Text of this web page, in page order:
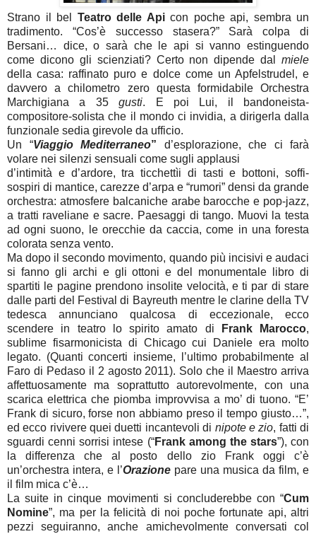
Strano il bel Teatro delle Api con poche api, sembra un
tradimento. “Cos’è successo stasera?” Sarà colpa di
Bersani… dice, o sarà che le api si vanno estinguendo
come dicono gli scienziati? Certo non dipende dal miele
della casa: raffinato puro e dolce come un Apfelstrudel, e
davvero a chilometro zero questa formidabile Orchestra
Marchigiana a 35gusti. E poi Lui, il bandoneista-
compositore-solista che il mondo ci invidia, a dirigerla dalla
funzionale sedia girevole da ufficio.
Un “Viaggio Mediterraneo” d’esplorazione, che ci farà
volare nei silenzi sensuali come sugli applausi
d’intimità e d’ardore, tra ticchettìi di tasti e bottoni, soffi-
sospiri di mantice, carezze d’arpa e “rumori” densi da grande
orchestra: atmosfere balcaniche arabe barocche e pop-jazz,
a tratti raveliane e sacre. Paesaggi di tango. Muovi la testa
ad ogni suono, le orecchie da caccia, come in una foresta
colorata senza vento.
Ma dopo il secondo movimento, quando più incisivi e audaci
si fanno gli archi e gli ottoni e del monumentale libro di
spartiti le pagine prendono insolite velocità, e ti par di stare
dalle parti del Festival di Bayreuth mentre le clarine della TV
tedesca annunciano qualcosa di eccezionale, ecco
scendere in teatro lo spirito amato di
Frank Marocco,
sublime fisarmonicista di Chicago cui Daniele era molto
legato. (Quanti concerti insieme, l’ultimo probabilmente al
Faro di Pedaso il 2 agosto 2011). Solo che il Maestro arriva
affettuosamente ma soprattutto autorevolmente, con una
scarica elettrica che piomba improvvisa a mo’ di tuono. “E’
Frank di sicuro, forse non abbiamo preso il tempo giusto…”,
ed ecco rivivere quei duetti incantevoli di nipote e zio, fatti di
sguardi cenni sorrisi intese (“Frank among the stars”), con
la differenza che al posto dello zio Frank oggi c’è
un’orchestra intera, e l’Orazione pare una musica da film, e
il film mica c’è…
La suite in cinque movimenti si concluderebbe con “Cum
Nomine”, ma per la felicità di noi poche fortunate api, altri
pezzi seguiranno, anche amichevolmente conversati col